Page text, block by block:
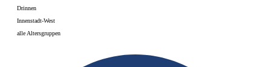
Drinnen
Innenstadt-West
alle Altersgruppen